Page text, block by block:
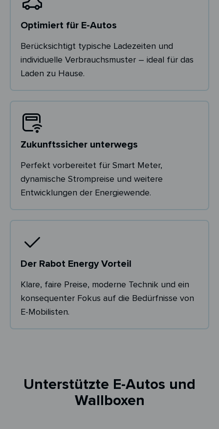
Optimiert für E-Autos
Berücksichtigt typische Ladezeiten und
individuelle Verbrauchsmuster – ideal für das
Laden zu Hause.
Zukunftssicher unterwegs
Perfekt vorbereitet für Smart Meter,
dynamische Strompreise und weitere
Entwicklungen der Energiewende.
Der Rabot Energy Vorteil
Klare, faire Preise, moderne Technik und ein
konsequenter Fokus auf die Bedürfnisse von
E-Mobilisten.
Unterstützte E-Autos und
Wallboxen